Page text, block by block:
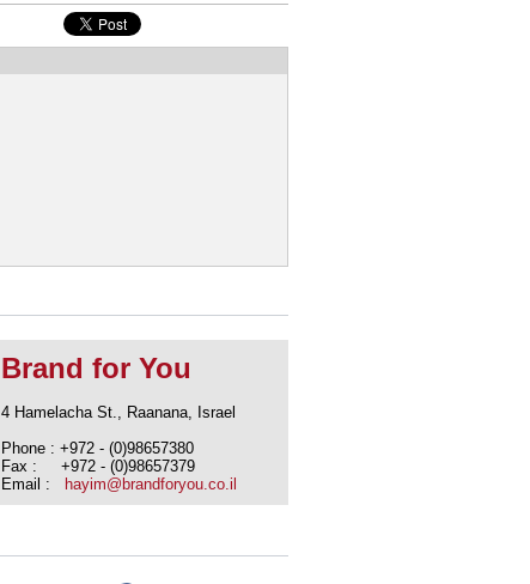
Brand for You
4 Hamelacha St., Raanana, Israel
Phone : +972 - (0)98657380
Fax : +972 - (0)98657379
Email :
hayim@brandforyou.co.il